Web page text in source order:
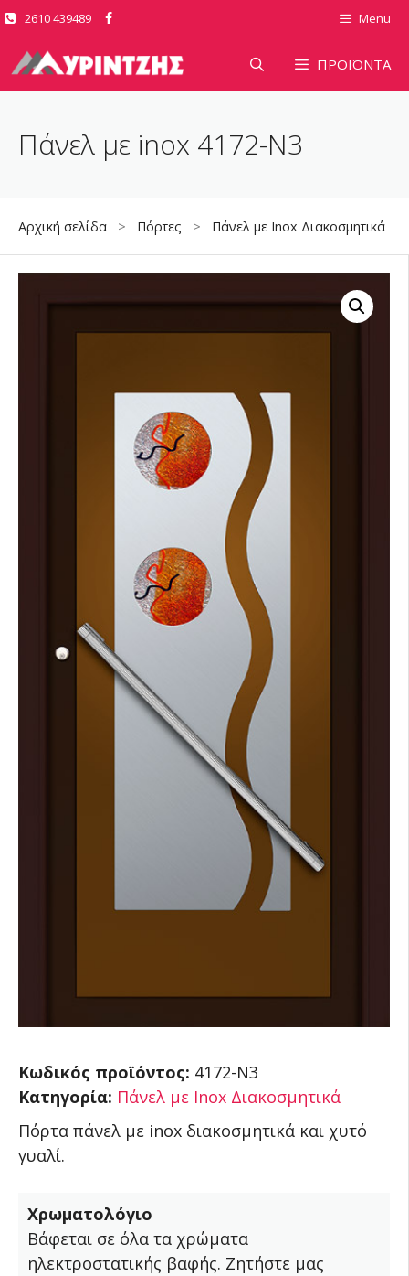
Μετάβαση
περιεχόμενο
2610 439489 Menu
ΠΡΟΪΟΝΤΑ
Πάνελ με inox 4172-N3
Αρχική σελίδα > Πόρτες > Πάνελ με Inox Διακοσμητικά
Κωδικός προϊόντος: 4172-N3
Κατηγορία: Πάνελ με Inox Διακοσμητικά
Πόρτα πάνελ με inox διακοσμητικά και χυτό
γυαλί.
Χρωματολόγιο
Βάφεται σε όλα τα χρώματα
ηλεκτροστατικής βαφής. Ζητήστε μας